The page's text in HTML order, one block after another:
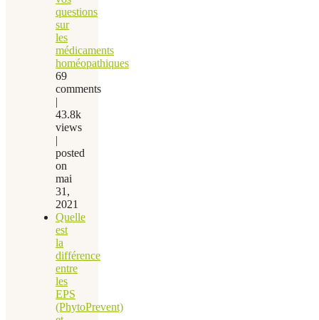
questions
sur
les
médicaments
homéopathiques
69
comments
|
43.8k
views
|
posted
on
mai
31,
2021
Quelle
est
la
différence
entre
les
EPS
(PhytoPrevent)